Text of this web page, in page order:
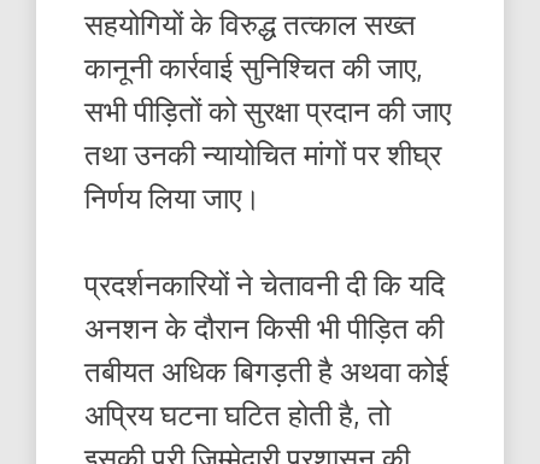
सहयोगियों के विरुद्ध तत्काल सख्त
कानूनी कार्रवाई सुनिश्चित की जाए,
सभी पीड़ितों को सुरक्षा प्रदान की जाए
तथा उनकी न्यायोचित मांगों पर शीघ्र
निर्णय लिया जाए।
प्रदर्शनकारियों ने चेतावनी दी कि यदि
अनशन के दौरान किसी भी पीड़ित की
तबीयत अधिक बिगड़ती है अथवा कोई
अप्रिय घटना घटित होती है, तो